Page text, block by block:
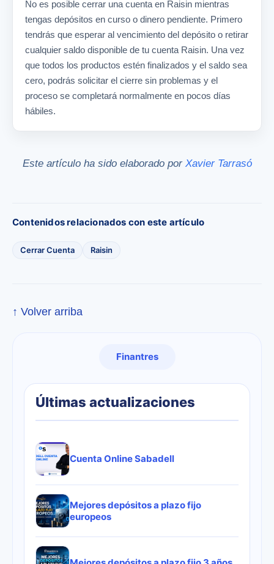
No es posible cerrar una cuenta en Raisin mientras
tengas depósitos en curso o dinero pendiente. Primero
tendrás que esperar al vencimiento del depósito o retirar
cualquier saldo disponible de tu cuenta Raisin. Una vez
que todos los productos estén finalizados y el saldo sea
cero, podrás solicitar el cierre sin problemas y el
proceso se completará normalmente en pocos días
hábiles.
Este artículo ha sido elaborado por Xavier Tarrasó
Contenidos relacionados con este artículo
Cerrar Cuenta Raisin
↑ Volver arriba
Finantres
Últimas actualizaciones
Cuenta Online Sabadell
Mejores depósitos a plazo fijo
europeos